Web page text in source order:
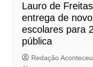
Lauro de
entrega de
escolares para
pública
Redação